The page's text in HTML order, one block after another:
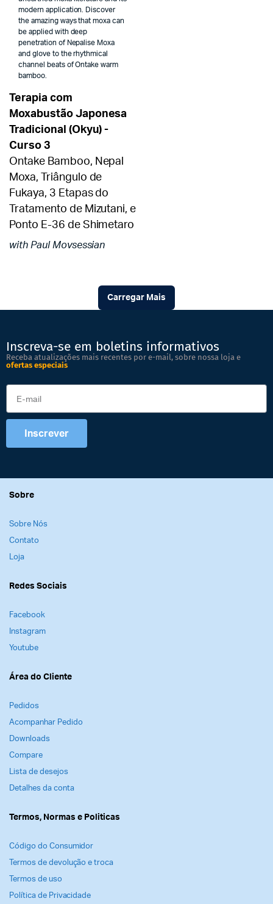
modern application. Discover
the amazing ways that moxa can
be applied with deep
penetration of Nepalise Moxa
and glove to the rhythmical
channel beats of Ontake warm
bamboo.
Terapia com
Moxabustão Japonesa
Tradicional (Okyu) -
Curso 3
Ontake Bamboo, Nepal
Moxa, Triângulo de
Fukaya, 3 Etapas do
Tratamento de Mizutani, e
Ponto E-36 de Shimetaro
with Paul Movsessian
Carregar Mais
Inscreva-se em boletins informativos
Receba atualizações mais recentes por e-mail, sobre nossa loja e
ofertas especiais
Inscrever
Sobre
Sobre Nós
Contato
Loja
Redes Sociais
Facebook
Instagram
Youtube
Área do Cliente
Pedidos
Acompanhar Pedido
Downloads
Compare
Lista de desejos
Detalhes da conta
Termos, Normas e Politicas
Código do Consumidor
Termos de devolução e troca
Termos de uso
Política de Privacidade